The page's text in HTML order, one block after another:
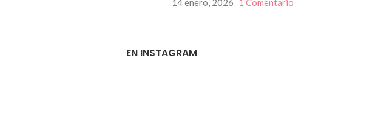
14 enero, 2026 1 Comentario
EN INSTAGRAM